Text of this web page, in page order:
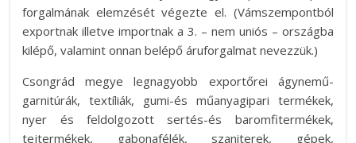
forgalmának elemzését végezte el. (Vámszempontból
exportnak illetve importnak a 3. – nem uniós – országba
kilépő, valamint onnan belépő áruforgalmat nevezzük.)
Csongrád megye legnagyobb exportőrei ágynemű-
garnitúrák, textíliák, gumi-és műanyagipari termékek,
nyer és feldolgozott sertés-és baromfitermékek,
tejtermékek, gabonafélék, szaniterek, gépek,